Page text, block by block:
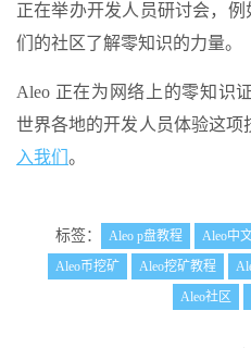
正在举办开发人员研讨会，例
们的社区了解零知识的力量。
Aleo 正在为网络上的零知识
世界各地的开发人员体验这项
入我们 。
标签： Aleo p盘教程 Aleo中
Aleo币挖矿
Aleo挖矿教程
Aleo社区